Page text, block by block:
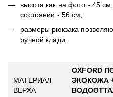
высота как на фото - 45
состоянии - 56 см;
размеры рюкзака
ручной клади.
МАТЕРИАЛ
ВЕРХА
OXFORD
ЭКОКОЖА